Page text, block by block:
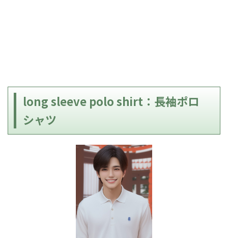
long sleeve polo shirt：長袖ポロ
シャツ